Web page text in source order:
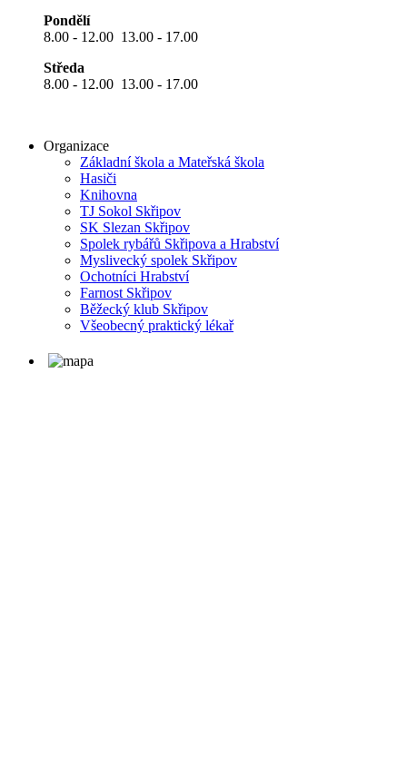
Pondělí
8.00 - 12.00 13.00 - 17.00
Středa
8.00 - 12.00 13.00 - 17.00
Organizace
Základní škola a Mateřská škola
Hasiči
Knihovna
TJ Sokol Skřipov
SK Slezan Skřipov
Spolek rybářů Skřipova a Hrabství
Myslivecký spolek Skřipov
Ochotníci Hrabství
Farnost Skřipov
Běžecký klub Skřipov
Všeobecný praktický lékař